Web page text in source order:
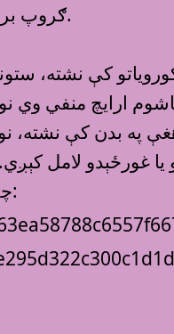
A+, A-, B+, B-, AB+, AB-, O+, O ګروپ برابروي.
کې نشته،
بيا هم ٥٠ سلنه ګواښ وي که د
په بدن کې نشته،
غورځېدو لامل
چې بايد واده سره وکړي يا ورڅخه تېر شي: